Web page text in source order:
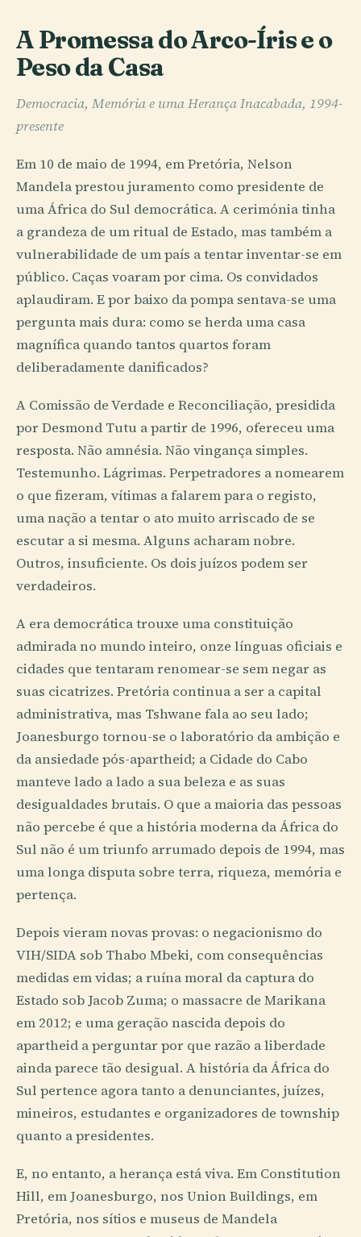
A Promessa do Arco-Íris e o
Peso da Casa
Democracia, Memória e uma Herança Inacabada, 1994-
presente
Em 10 de maio de 1994, em Pretória, Nelson
Mandela prestou juramento como presidente de
uma África do Sul democrática. A cerimónia tinha
a grandeza de um ritual de Estado, mas também a
vulnerabilidade de um país a tentar inventar-se em
público. Caças voaram por cima. Os convidados
aplaudiram. E por baixo da pompa sentava-se uma
pergunta mais dura: como se herda uma casa
magnífica quando tantos quartos foram
deliberadamente danificados?
A Comissão de Verdade e Reconciliação, presidida
por Desmond Tutu a partir de 1996, ofereceu uma
resposta. Não amnésia. Não vingança simples.
Testemunho. Lágrimas. Perpetradores a nomearem
o que fizeram, vítimas a falarem para o registo,
uma nação a tentar o ato muito arriscado de se
escutar a si mesma. Alguns acharam nobre.
Outros, insuficiente. Os dois juízos podem ser
verdadeiros.
A era democrática trouxe uma constituição
admirada no mundo inteiro, onze línguas oficiais e
cidades que tentaram renomear-se sem negar as
suas cicatrizes. Pretória continua a ser a capital
administrativa, mas Tshwane fala ao seu lado;
Joanesburgo tornou-se o laboratório da ambição e
da ansiedade pós-apartheid; a Cidade do Cabo
manteve lado a lado a sua beleza e as suas
desigualdades brutais. O que a maioria das pessoas
não percebe é que a história moderna da África do
Sul não é um triunfo arrumado depois de 1994, mas
uma longa disputa sobre terra, riqueza, memória e
pertença.
Depois vieram novas provas: o negacionismo do
VIH/SIDA sob Thabo Mbeki, com consequências
medidas em vidas; a ruína moral da captura do
Estado sob Jacob Zuma; o massacre de Marikana
em 2012; e uma geração nascida depois do
apartheid a perguntar por que razão a liberdade
ainda parece tão desigual. A história da África do
Sul pertence agora tanto a denunciantes, juízes,
mineiros, estudantes e organizadores de township
quanto a presidentes.
E, no entanto, a herança está viva. Em Constitution
Hill, em Joanesburgo, nos Union Buildings, em
Pretória, nos sítios e museus de Mandela